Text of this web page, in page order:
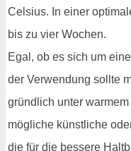
Celsius. In einer
bis zu vier Wochen.
Egal, ob es sich um
der Verwendung sollte
gründlich unter
mögliche künstliche
die für die bessere